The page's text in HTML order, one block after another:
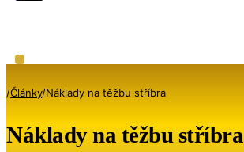
/Články/Náklady na těžbu stříbra
Náklady na těžbu stříbra